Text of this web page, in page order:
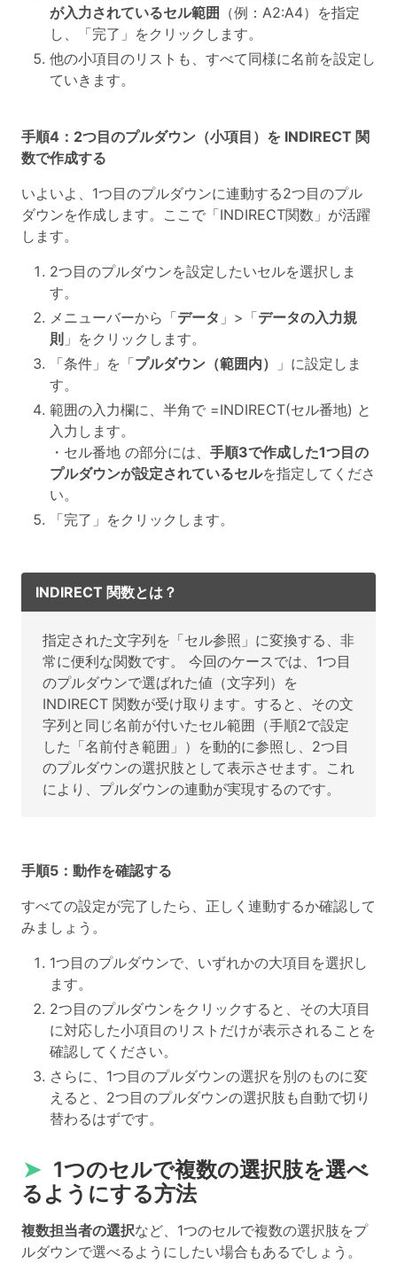
が入力されているセル範囲 （例：A2:A4）を指定
し、「完了」をクリックします。
他の小項目のリストも、すべて同様に名前を設定し
ていきます。
手順4：2つ目のプルダウン（小項目）を INDIRECT 関
数で作成する
いよいよ、1つ目のプルダウンに連動する2つ目のプル
ダウンを作成します。ここで「INDIRECT関数」が活躍
します。
2つ目のプルダウンを設定したいセルを選択しま
す。
メニューバーから「データ 」>「データの入力規
則 」をクリックします。
「条件」を「プルダウン（範囲内）
」に設定しま
す。
範囲の入力欄に、半角で =INDIRECT(セル番地) と
入力します。
・セル番地 の部分には、 手順3で作成した1つ目の
プルダウンが設定されているセルを指定してくださ
い。
「完了」をクリックします。
INDIRECT 関数とは？
指定された文字列を「セル参照」に変換する、非
常に便利な関数です。 今回のケースでは、1つ目
のプルダウンで選ばれた値（文字列）を
INDIRECT 関数が受け取ります。すると、その文
字列と同じ名前が付いたセル範囲（手順2で設定
した「名前付き範囲」）を動的に参照し、2つ目
のプルダウンの選択肢として表示させます。これ
により、プルダウンの連動が実現するのです。
手順5：動作を確認する
すべての設定が完了したら、正しく連動するか確認して
みましょう。
1つ目のプルダウンで、いずれかの大項目を選択し
ます。
2つ目のプルダウンをクリックすると、その大項目
に対応した小項目のリストだけが表示されることを
確認してください。
さらに、1つ目のプルダウンの選択を別のものに変
えると、2つ目のプルダウンの選択肢も自動で切り
替わるはずです。
➤ 1つのセルで複数の選択肢を選べ
るようにする方法
複数担当者の選択など、1つのセルで複数の選択肢をプ
ルダウンで選べるようにしたい場合もあるでしょう。